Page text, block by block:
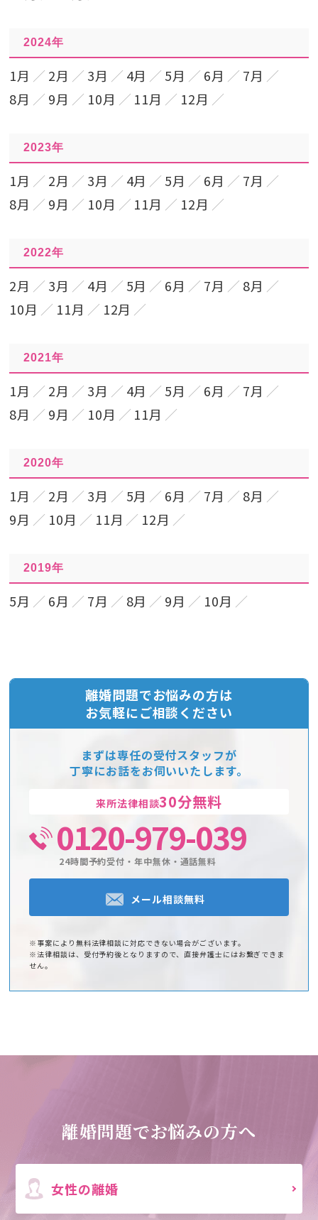
2024年
1月 2月 3月 4月 5月 6月
7月
8月
9月 10月 11月 12月
2023年
1月 2月 3月 4月 5月 6月
7月
8月
9月 10月 11月 12月
2022年
2月 3月 4月 5月 6月 7月
8月
10月
11月 12月
2021年
1月 2月 3月 4月 5月 6月
7月
8月
9月 10月 11月
2020年
1月 2月 3月 5月 6月 7月
8月
9月
10月 11月 12月
2019年
5月 6月 7月 8月 9月 10月
離婚問題でお悩みの方は
お気軽にご相談ください
まずは専任の受付スタッフが
丁寧にお話をお伺いいたします。
来所法律相談30分無料
0120-979-039
24時間予約受付・年中無休・通話無料
メール相談無料
※事案により無料法律相談に対応できない場合がございます。
※法律相談は、受付予約後となりますので、直接弁護士にはお繋ぎできま
せん。
離婚問題でお悩みの方へ
女性の離婚